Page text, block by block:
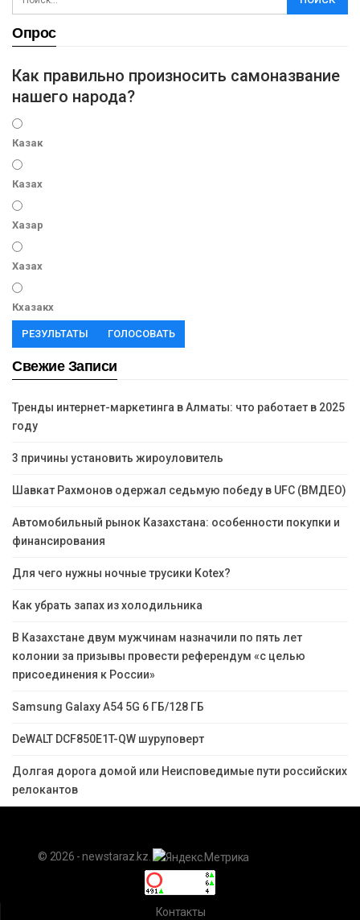
Опрос
Как правильно произносить самоназвание
нашего народа?
Казак
Казах
Хазар
Хазах
Кхазакх
РЕЗУЛЬТАТЫ ГОЛОСОВАТЬ
Свежие Записи
Тренды интернет-маркетинга в Алматы: что работает в 2025
году
3 причины установить жироуловитель
Шавкат Рахмонов одержал седьмую победу в UFC (ВМДЕО)
Автомобильный рынок Казахстана: особенности покупки и
финансирования
Для чего нужны ночные трусики Kotex?
Как убрать запах из холодильника
В Казахстане двум мужчинам назначили по пять лет
колонии за призывы провести референдум «с целью
присоединения к России»
Samsung Galaxy A54 5G 6 ГБ/128 ГБ
DeWALT DCF850E1T-QW шуруповерт
Долгая дорога домой или Неисповедимые пути российских
релокантов
© 2026 - newstaraz.kz.
Контакты